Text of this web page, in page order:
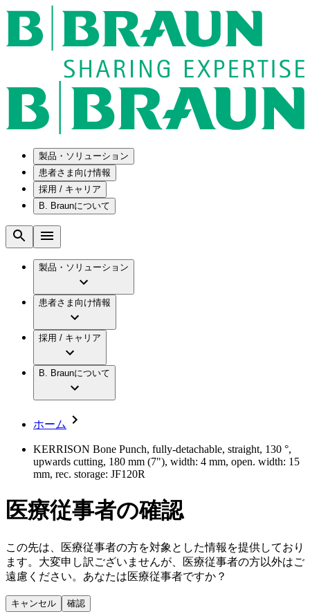
製品・ソリューション
ソリューション
メンテナンスプログラム
国内の修理サービスセンター
手術器具の管理、再生処理工程の業務改善
製品・診療領域
歯科
低侵襲手術 （内視鏡外科手術）
脊椎脊髄治療
手術用鋼製器具と滅菌コンテナーシステム
縫合糸 / 皮膚用接着剤
創傷ケア
ソリューション
製品・診療領域
患者さま向け情報
腰椎椎間板ヘルニアについて
水頭症について
慢性創傷の治癒
アクトリーン ハイライト カテ
アクトリーン ハイライト セット
疾患・症状
採用 / キャリア
ビー・ブラウンエースクラップ株式会社の
ビー・ブラウンエースクラップ株式会社の
会社概要
報
要
キャリア（B. Braunで働くということ）
私たちのカルチャー
採用情報
キャリア（B. Braunで働くということ）
B. Braunについて
ビジョンとバリュー
ブランド
ついて
イノベーション
私たちの責任
多様性
お問合せ
お問合せフォーム
取材・撮影のお申込み
ニューススペース
ニュースリリース
医療従事者さま向けニュース
会社
製品・ソリューション
患者さま向け情報
採用 / キャリア
B. Braunについて
ホーム
KERRISON Bone Punch, fully-detachable, straight, 130 °,
upwards cutting, 180 mm (7"), width: 4 mm, open. width: 15
mm, rec. storage: JF120R
医療従事者の確認
この先は、医療従事者の方を対象とした情報を提供しており
ます。大変申し訳ございませんが、医療従事者の方以外はご
遠慮ください。あなたは医療従事者ですか？
キャンセル 確認